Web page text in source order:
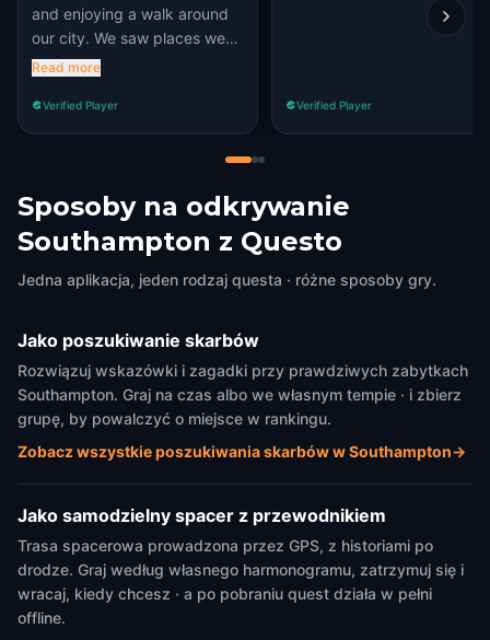
and enjoying a walk around
our city. We saw places we
never knew existed!
Read more
Verified Player Verified Player
Sposoby na odkrywanie
Southampton z Questo
Jedna aplikacja, jeden rodzaj questa · różne sposoby gry.
Jako poszukiwanie skarbów
Rozwiązuj wskazówki i zagadki przy prawdziwych zabytkach
Southampton. Graj na czas albo we własnym tempie · i zbierz
grupę, by powalczyć o miejsce w rankingu.
Zobacz wszystkie poszukiwania skarbów w Southampton→
Jako samodzielny spacer z przewodnikiem
Trasa spacerowa prowadzona przez GPS, z historiami po
drodze. Graj według własnego harmonogramu, zatrzymuj się i
wracaj, kiedy chcesz · a po pobraniu quest działa w pełni
offline.